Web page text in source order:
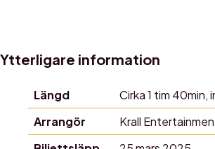
Ytterligare information
Längd
Cirka 1 tim 40min,
Arrangör
Krall